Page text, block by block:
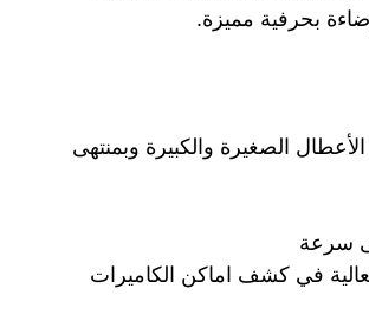
بحرفية مميزة.
الصغيرة والكبيرة وبمنتهى
سرعة
في كشف اماكن الكاميرات